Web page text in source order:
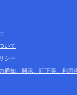
いて
シー
通知、開示、訂正等、利用